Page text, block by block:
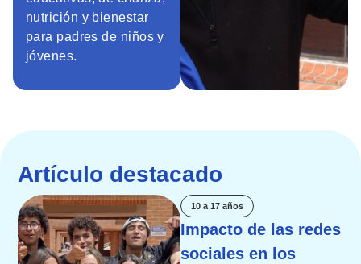
nutrición y bienestar
para padres de niños y
jóvenes.
Artículo destacado
10 a 17 años
Impacto de las redes
sociales en los